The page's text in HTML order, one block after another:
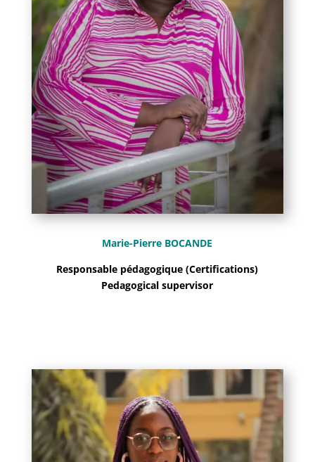
Marie-Pierre BOCANDE
Responsable pédagogique (Certifications)
Pedagogical supervisor